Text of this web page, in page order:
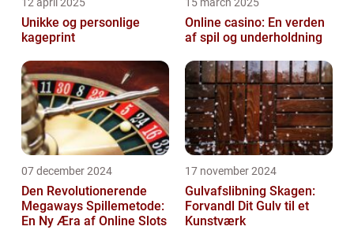
Unikke og personlige
kageprint
Online casino: En verden
af spil og underholdning
07 december 2024
Den Revolutionerende
Megaways Spillemetode:
En Ny Æra af Online Slots
17 november 2024
Gulvafslibning Skagen:
Forvandl Dit Gulv til et
Kunstværk